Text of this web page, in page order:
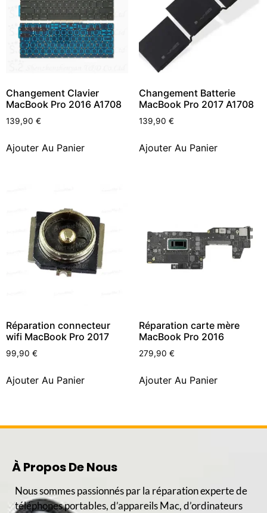
Changement Clavier
MacBook Pro 2016 A1708
139,90 €
Ajouter Au Panier
Changement Batterie
MacBook Pro 2017 A1708
139,90 €
Ajouter Au Panier
Réparation connecteur
wifi MacBook Pro 2017
99,90 €
Ajouter Au Panier
Réparation carte mère
MacBook Pro 2016
279,90 €
Ajouter Au Panier
À Propos De Nous
Nous sommes passionnés par la réparation experte de
téléphones portables, d’appareils Mac, d’ordinateurs